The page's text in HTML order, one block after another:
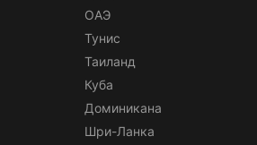
ОАЭ
Тунис
Таиланд
Куба
Доминикана
Шри-Ланка